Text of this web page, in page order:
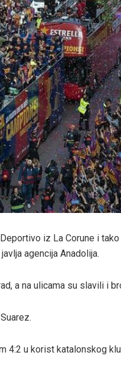
iz La Corune i
agencija Anadolija.
a na ulicama su slavili i
4:2 u korist katalonskog